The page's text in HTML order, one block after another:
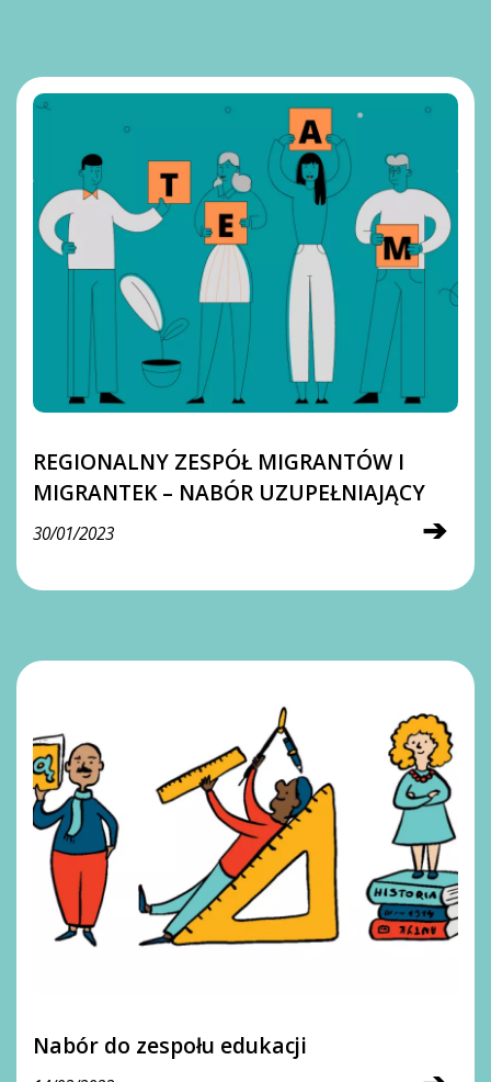
REGIONALNY ZESPÓŁ MIGRANTÓW I
MIGRANTEK – NABÓR UZUPEŁNIAJĄCY
➔
30/01/2023
Nabór do zespołu edukacji